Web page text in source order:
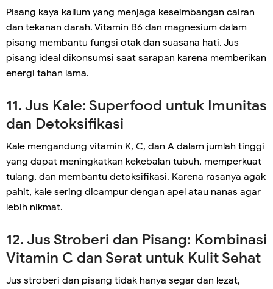
Pisang kaya kalium yang menjaga keseimbangan cairan
dan tekanan darah. Vitamin B6 dan magnesium dalam
pisang membantu fungsi otak dan suasana hati. Jus
pisang ideal dikonsumsi saat sarapan karena memberikan
energi tahan lama.
11. Jus Kale: Superfood untuk Imunitas
dan Detoksifikasi
Kale mengandung vitamin K, C, dan A dalam jumlah tinggi
yang dapat meningkatkan kekebalan tubuh, memperkuat
tulang, dan membantu detoksifikasi. Karena rasanya agak
pahit, kale sering dicampur dengan apel atau nanas agar
lebih nikmat.
12. Jus Stroberi dan Pisang: Kombinasi
Vitamin C dan Serat untuk Kulit Sehat
Jus stroberi dan pisang tidak hanya segar dan lezat,